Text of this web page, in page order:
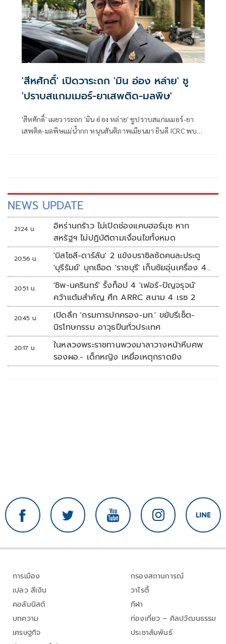
'สีหศักดิ์' เปิดวาระถก 'มิน อ่อง หล่าย' ชู
'ปราบสแกมเมอร์-ยาเสพติด-มลพิษ'
'สีหศักดิ์' เผยวาระถก 'มิน อ่อง หล่าย' ชูปราบสแกมเมอร์-ยา
เสพติด-มลพิษแม่น้ำกก หนุนสันติภาพเมียนมา ยินดี ICRC พบ
NEWS UPDATE
21:24 น.
อิหร่านกร้าว ไม่เปิดช่องแคบฮอร์มุซ หาก
สหรัฐฯ ไม่ปฏิบัติตามเงื่อนไขทั้งหมด
20:56 น.
'บิสโซลี-ดาร์ลัน' 2 แข้งบราซิลซัดคนละประตู
'บุรีรัมย์' บุกเชือด 'ราชบุรี' เก็บชัยอุ่นเครื่อง 4
นัดรวด
20:51 น.
'ชิพ-นครินทร์' รั้งท็อป 4 'เฟอร์-ปัญจรุจน์'
คว้าแต้มสำคัญ ศึก ARRC สนาม 4 เรซ 2
20:45 น.
เปิดลึก 'กรมการปกครอง-มท.' ขยับรีเซ็ต-
นิรโทษกรรม อาวุธปืนทั่วประเทศ
20:17 น.
ในหลวงพระราชทานพวงมาลาวางหน้าหีบศพ
รองผอ.- เด็กหญิง เหยื่อเหตุกราดยิง
การเมือง
เปลว สีเงิน
คอลัมนิสต์
บทความ
เศรษฐกิจ
กรองสถานการณ์
วาไรตี้
กีฬา
ท่องเที่ยว – ศิลปวัฒนธรรม
ประชาสัมพันธ์